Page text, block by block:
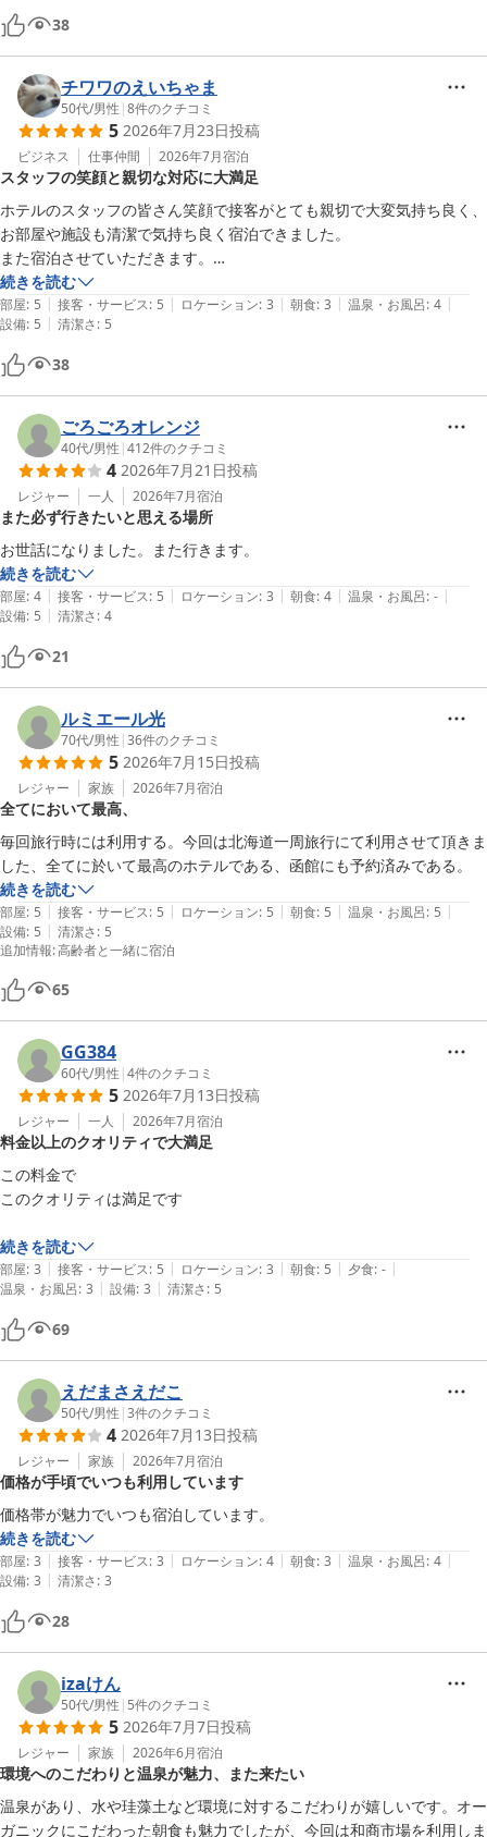
38
チワワのえいちゃま
50代/男性 |8件のクチコミ
5 2026年7月23日投稿
ビジネス 仕事仲間 2026年7月宿泊
スタッフの笑顔と親切な対応に大満足
ホテルのスタッフの皆さん笑顔で接客がとても親切で大変気持ち良く、
お部屋や施設も清潔で気持ち良く宿泊できました。
また宿泊させていただきます。
続きを読む
部屋: 5 | 接客・サービス: 5 | ロケーション: 3 | 朝食: 3 | 温泉・お風呂: 4 |
設備: 5 | 清潔さ: 5
38
ごろごろオレンジ
40代/男性 |412件のクチコミ
4 2026年7月21日投稿
レジャー 一人 2026年7月宿泊
また必ず行きたいと思える場所
お世話になりました。また行きます。
続きを読む
部屋: 4 | 接客・サービス: 5 | ロケーション: 3 | 朝食: 4 | 温泉・お風呂: - |
設備: 5 | 清潔さ: 4
21
ルミエール光
70代/男性 |36件のクチコミ
5 2026年7月15日投稿
レジャー 家族 2026年7月宿泊
全てにおいて最高、
毎回旅行時には利用する。今回は北海道一周旅行にて利用させて頂きま
した、全てに於いて最高のホテルである、函館にも予約済みである。
続きを読む
部屋: 5 | 接客・サービス: 5 | ロケーション: 5 | 朝食: 5 | 温泉・お風呂: 5 |
設備: 5 | 清潔さ: 5
追加情報:高齢者と一緒に宿泊
65
GG384
60代/男性 |4件のクチコミ
5 2026年7月13日投稿
レジャー 一人 2026年7月宿泊
料金以上のクオリティで大満足
この料金で
このクオリティは満足です
続きを読む
部屋: 3 | 接客・サービス: 5 | ロケーション: 3 | 朝食: 5 | 夕食: - |
温泉・お風呂: 3 | 設備: 3 | 清潔さ: 5
69
えだまさえだこ
50代/男性 |3件のクチコミ
4 2026年7月13日投稿
レジャー 家族 2026年7月宿泊
価格が手頃でいつも利用しています
価格帯が魅力でいつも宿泊しています。
続きを読む
部屋: 3 | 接客・サービス: 3 | ロケーション: 4 | 朝食: 3 | 温泉・お風呂: 4 |
設備: 3 | 清潔さ: 3
28
izaけん
50代/男性 | 5件のクチコミ
5 2026年7月7日投稿
レジャー 家族 2026年6月宿泊
環境へのこだわりと温泉が魅力、また来たい
温泉があり、水や珪藻土など環境に対するこだわりが嬉しいです。オー
ガニックにこだわった朝食も魅力でしたが、今回は和商市場を利用しま